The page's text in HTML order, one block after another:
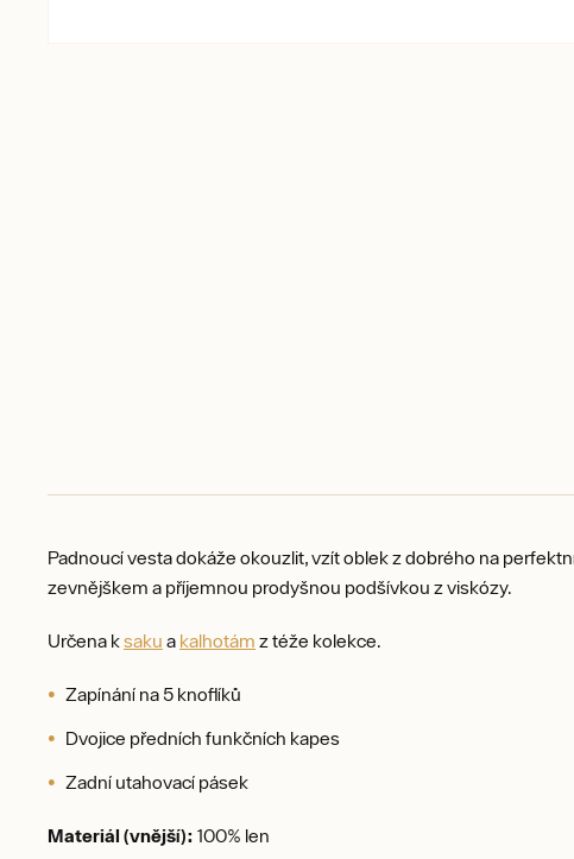
Padnoucí vesta dokáže okouzlit, vzít oblek z dobrého na
zevnějškem a příjemnou prodyšnou podšívkou z viskózy.
Určena ksaku a kalhotám z téže kolekce.
Zapínání na 5 knoflíků
Dvojice předních funkčních kapes
Zadní utahovací pásek
Materiál (vnější): 100% len